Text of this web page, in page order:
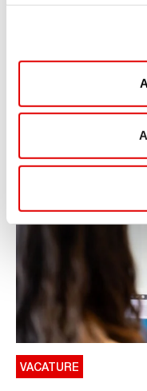
Lees verder
VACATURE